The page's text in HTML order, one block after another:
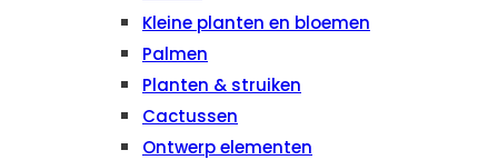
Kleine planten en bloemen
Palmen
Planten & struiken
Cactussen
Ontwerp elementen